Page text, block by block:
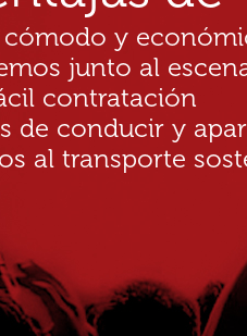
cómodo y
junto al
contratación
de conducir y
al transporte